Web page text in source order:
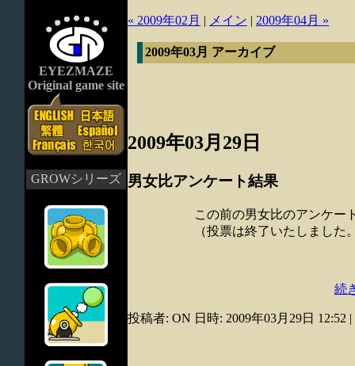
EYEZMAZE
Original game site
GROWシリーズ
« 2009年02月 | メイン | 2009年04月 »
2009年03月 アーカイブ
2009年03月29日
男女比アンケート結果
この前の男女比のアンケー
（投票は終了いたしまし
続
投稿者: ON 日時: 2009年03月29日 12:52 |